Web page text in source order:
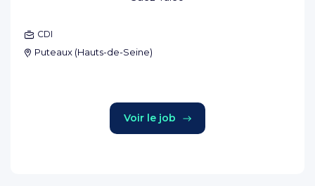
CDI
Puteaux (Hauts-de-Seine)
Voir le job